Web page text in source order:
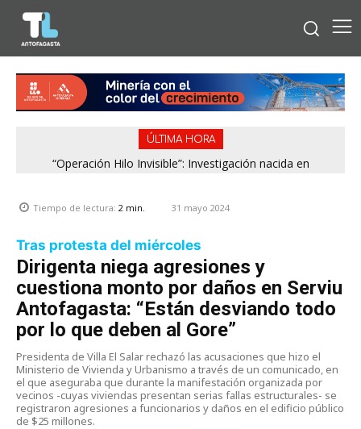
ÚLTIMA HORA
“Operación Hilo Invisible”: Investigación nacida en
Tiempo de lectura: 2 min. 31 mayo 2024
Tras protesta del miércoles
Dirigenta niega agresiones y
cuestiona monto por daños en Serviu
Antofagasta: “Están desviando todo
por lo que deben al Gore”
Presidenta de Villa El Salar rechazó las acusaciones que hizo el
Ministerio de Vivienda y Urbanismo a través de un comunicado, en
el que aseguraba que durante la manifestación organizada por
vecinos -cuyas viviendas presentan serias fallas estructurales- se
registraron agresiones a funcionarios y daños en el edificio público
de $25 millones.